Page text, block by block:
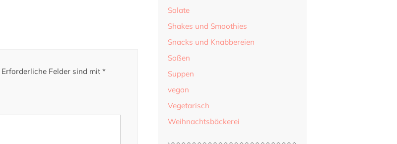
Erforderliche Felder sind mit *
Salate
Shakes und Smoothies
Snacks und Knabbereien
Soßen
Suppen
vegan
Vegetarisch
Weihnachtsbäckerei